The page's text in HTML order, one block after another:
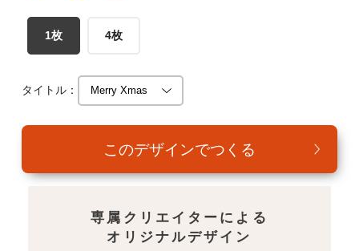
1枚 4枚
タイトル：
専属クリエイターによる
オリジナルデザイン